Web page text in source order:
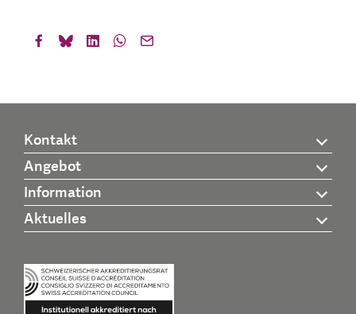
Kontakt
Angebot
Information
Aktuelles